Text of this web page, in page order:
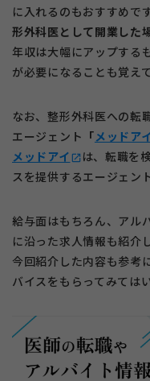
に入れるのもおすすめで
形外科医として開業した
年収は大幅にアップする
が必要になることも覚え
なお、整形外科医への転
エージェント 「メッドア
メッドアイ open_in_new は、転職を
スを提供するエージェン
給与面はもちろん、アル
に沿った求人情報も紹介
今回紹介した内容も参考
バイスをもらってみては